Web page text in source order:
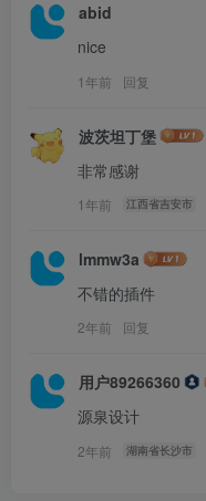
abid
nice
1年前 回复
波茨坦丁堡
非常感谢
1年前 江西省吉安市
lmmw3a
不错的插件
2年前 回复
用户89266360
源泉设计
2年前 湖南省长沙市